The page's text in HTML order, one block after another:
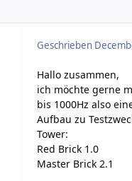
Geschrieben
Hallo zusammen,
ich möchte gerne
bis 1000Hz also
Aufbau zu
Tower:
Red Brick 1.0
Master Brick 2.1